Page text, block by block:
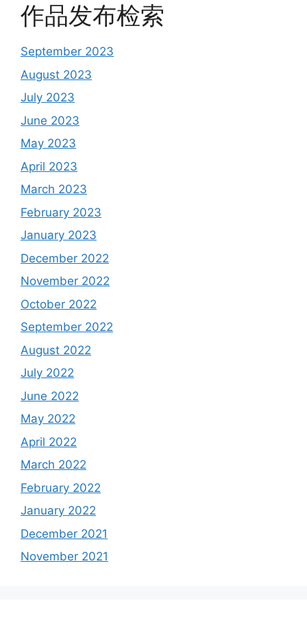
作品发布检索
September 2023
August 2023
July 2023
June 2023
May 2023
April 2023
March 2023
February 2023
January 2023
December 2022
November 2022
October 2022
September 2022
August 2022
July 2022
June 2022
May 2022
April 2022
March 2022
February 2022
January 2022
December 2021
November 2021